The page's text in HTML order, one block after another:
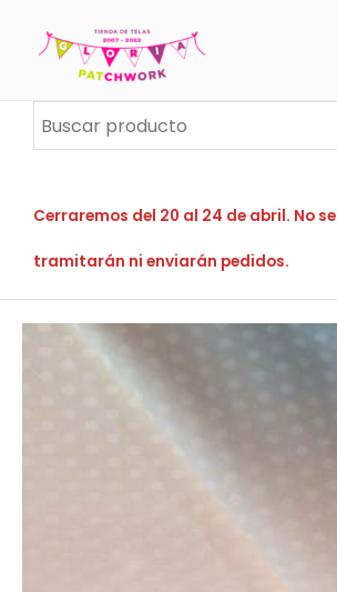
Cerraremos del 20 al 24 de abril. No se
tramitarán ni enviarán pedidos.